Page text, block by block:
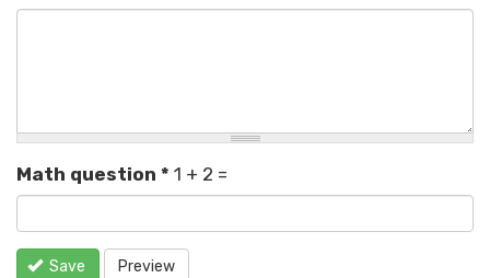
Math question * 1 + 2 =
Save Preview